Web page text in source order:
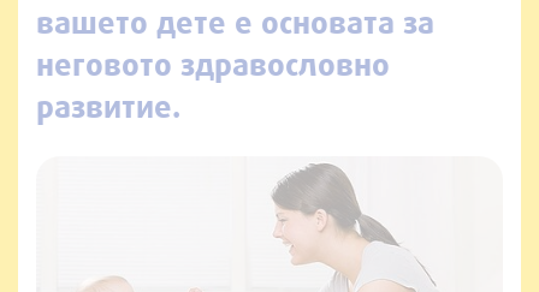
вашето дете е основата за
неговото здравословно
развитие.